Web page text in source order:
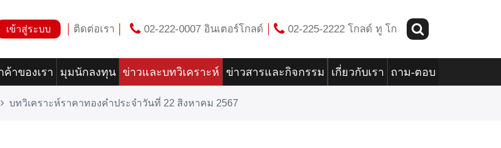
เข้าสู่ระบบ ติดต่อเรา 02-222-0007 อินเตอร์โกลด์ 02-225-2222 โกลด์ ทู โก
ค้าของเรา มุมนักลงทุน ข่าวและบทวิเคราะห์ ข่าวสารและกิจกรรม เกี่ยวกับเรา ถาม-ตอบ
บทวิเคราะห์ราคาทองคำประจำวันที่ 22 สิงหาคม 2567